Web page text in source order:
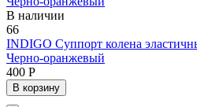
В наличии
66
INDIGO Суппорт колена
Черно-оранжевый
400 Р
В корзину